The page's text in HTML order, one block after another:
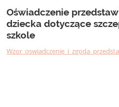
Oświadczenie
dziecka dotyczące
szkole